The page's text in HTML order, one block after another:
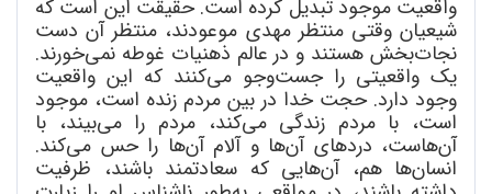
واقعیت موجود تبدیل کرده است. حقیقت این است که
شیعیان وقتی منتظر مهدی موعودند، منتظر آن دست
نجاتبخش هستند و در عالم ذهنیات غوطه نمیخورند.
یک واقعیتی را جستوجو میکنند که این واقعیت
وجود دارد. حجت خدا در بین مردم زنده است، موجود
است، با مردم زندگی میکند، مردم را میبیند، با
آنهاست، دردهای آنها و آلام آنها را حس میکند.
انسانها هم، آنهایی که سعادتمند باشند، ظرفیت